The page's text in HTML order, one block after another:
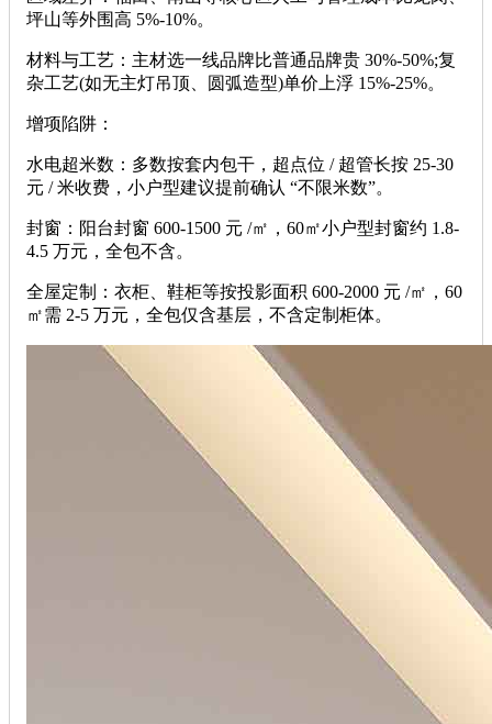
坪山等外围高 5%-10%。
材料与工艺：主材选一线品牌比普通品牌贵 30%-50%;复
杂工艺(如无主灯吊顶、圆弧造型)单价上浮 15%-25%。
增项陷阱：
水电超米数：多数按套内包干，超点位 / 超管长按 25-30
元 / 米收费，小户型建议提前确认 “不限米数”。
封窗：阳台封窗 600-1500 元 /㎡，60㎡小户型封窗约 1.8-
4.5 万元，全包不含。
全屋定制：衣柜、鞋柜等按投影面积 600-2000 元 /㎡，60
㎡需 2-5 万元，全包仅含基层，不含定制柜体。